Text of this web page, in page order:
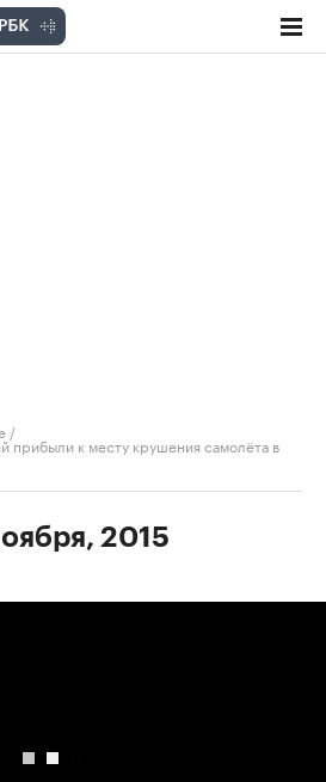
/
прибыли к месту крушения самолёта в
2015